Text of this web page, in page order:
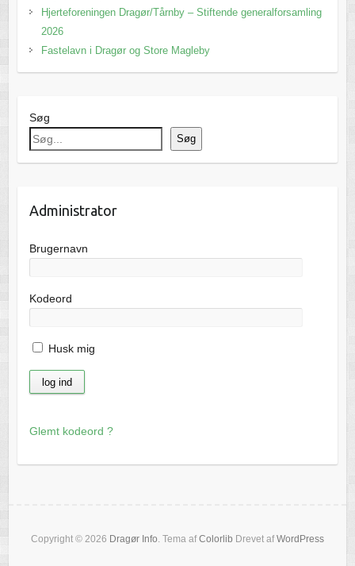
Hjerteforeningen Dragør/Tårnby – Stiftende generalforsamling
2026
Fastelavn i Dragør og Store Magleby
Søg
Søg
Administrator
Brugernavn
Kodeord
Husk mig
Glemt kodeord ?
Copyright © 2026 Dragør Info. Tema afColorlib Drevet afWordPress